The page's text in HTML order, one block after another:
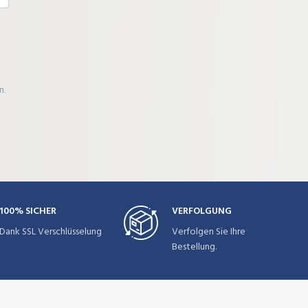
100% SICHER
Dank SSL Verschlüsselung
VERFOLGUNG
Verfolgen Sie Ihre
Bestellung.